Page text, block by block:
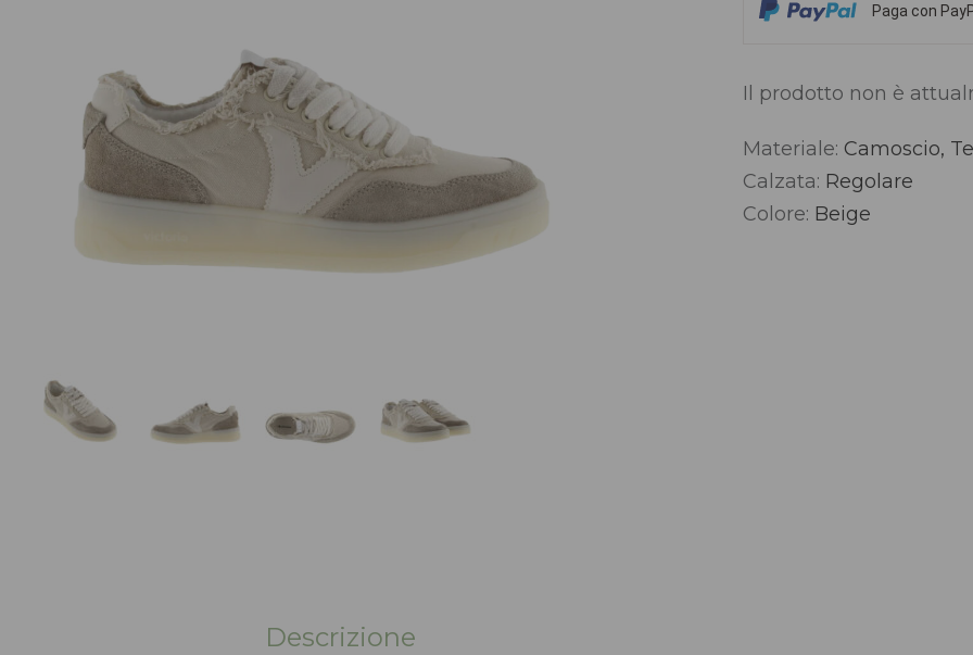
Paga con
Il prodotto non è
Alternative:
Materiale: Camoscio,
Calzata: Regolare
Colore: Beige
Descrizione